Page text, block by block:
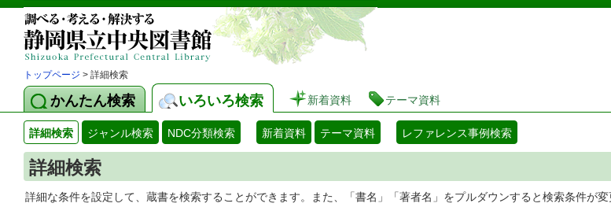
静岡県立図書館 蔵書検索・予約システム
トップページ > 詳細検索
かんたん検索 いろいろ検索 新着資料 テーマ資料
詳細検索 ジャンル検索 NDC分類検索 新着資料 テーマ資料 レファレンス事例検索
詳細検索
詳細な条件を設定して、蔵書を検索することができます。また、「書名」「著者名」をプルダウンすると検索条件が変